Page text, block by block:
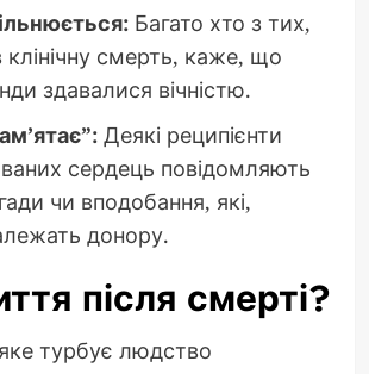
Багато хто з тих,
смерть, каже, що
здавалися вічністю.
Деякі реципієнти
сердець повідомляють
чи вподобання, які,
донору.
після смерті?
турбує людство